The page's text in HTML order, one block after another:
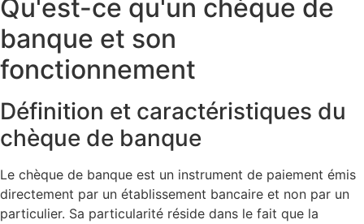
Qu'est-ce qu'un chèque de
banque et son
fonctionnement
Définition et caractéristiques du
chèque de banque
Le chèque de banque est un instrument de paiement émis
directement par un établissement bancaire et non par un
particulier. Sa particularité réside dans le fait que la